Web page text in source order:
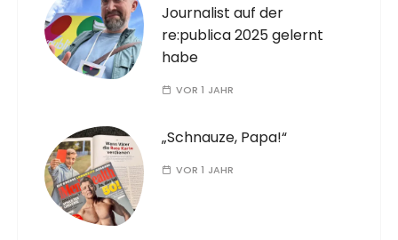
Journalist auf der
re:publica 2025 gelernt
habe
VOR 1 JAHR
„Schnauze, Papa!“
VOR 1 JAHR